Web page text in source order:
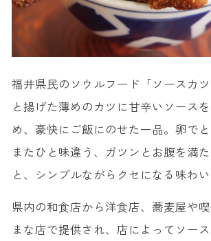
福井県民のソウルフード「ソースカ
と揚げた薄めのカツに甘辛いソース
め、豪快にご飯にのせた一品。卵で
またひと味違う、ガツンとお腹を満
と、シンプルながらクセになる味わい
県内の和食店から洋食店、蕎麦屋や
まな店で提供され、店によってソー